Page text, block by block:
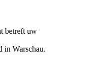
betreft uw
Warschau.